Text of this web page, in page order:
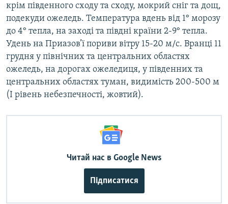
крім південного сходу та сходу, мокрий сніг та дощ,
подекуди ожеледь. Температура вдень від 1° морозу
до 4° тепла, на заході та півдні країни 2-9° тепла.
Удень на Приазов’ї пориви вітру 15-20 м/с. Вранці 11
грудня у північних та центральних областях
ожеледь, на дорогах ожеледиця, у південних та
центральних областях туман, видимість 200-500 м
(І рівень небезпечності, жовтий).
Читай нас в Google News
Підписатися